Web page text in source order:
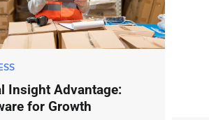
Insight Advantage:
for Growth